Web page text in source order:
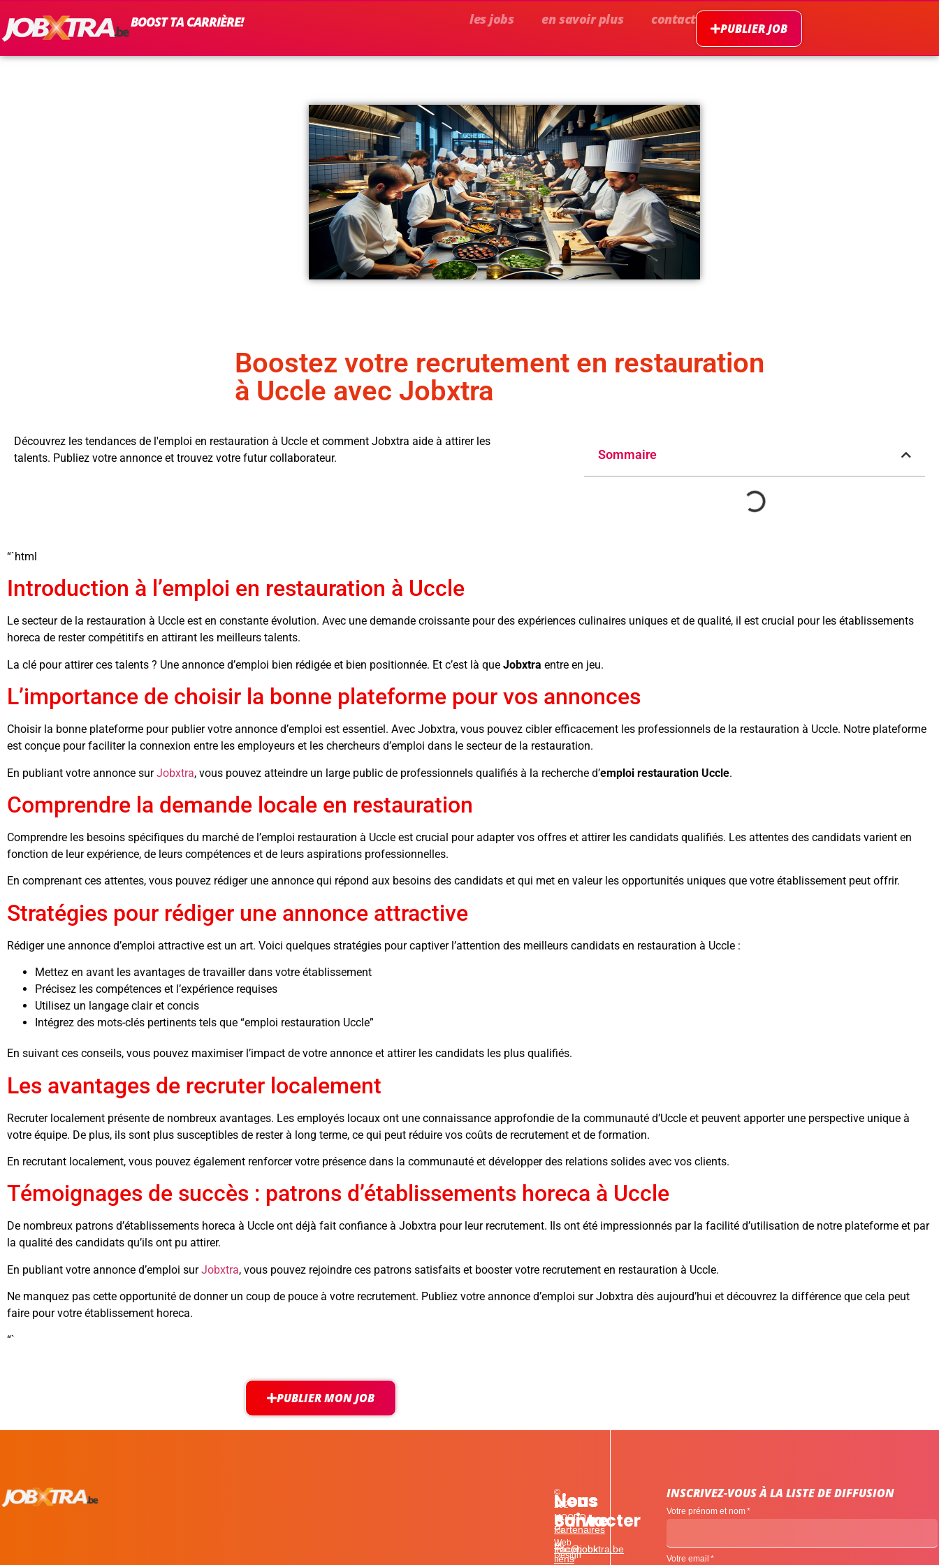
BOOST TA CARRIÈRE! les jobs en savoir plus contact
PUBLIER JOB
Boostez votre recrutement en restauration
à Uccle avec Jobxtra
Découvrez les tendances de l'emploi en restauration à Uccle et comment Jobxtra aide à attirer les
talents. Publiez votre annonce et trouvez votre futur collaborateur.
Sommaire
“`html
Introduction à l’emploi en restauration à Uccle
Le secteur de la restauration à Uccle est en constante évolution. Avec une demande croissante pour des expériences culinaires uniques et de qualité, il est crucial pour les établissements
horeca de rester compétitifs en attirant les meilleurs talents.
La clé pour attirer ces talents ? Une annonce d’emploi bien rédigée et bien positionnée. Et c’est là que Jobxtra entre en jeu.
L’importance de choisir la bonne plateforme pour vos annonces
Choisir la bonne plateforme pour publier votre annonce d’emploi est essentiel. Avec Jobxtra, vous pouvez cibler efficacement les professionnels de la restauration à Uccle. Notre plateforme
est conçue pour faciliter la connexion entre les employeurs et les chercheurs d’emploi dans le secteur de la restauration.
En publiant votre annonce surJobxtra, vous pouvez atteindre un large public de professionnels qualifiés à la recherche d’emploi restauration Uccle.
Comprendre la demande locale en restauration
Comprendre les besoins spécifiques du marché de l’emploi restauration à Uccle est crucial pour adapter vos offres et attirer les candidats qualifiés. Les attentes des candidats varient en
fonction de leur expérience, de leurs compétences et de leurs aspirations professionnelles.
En comprenant ces attentes, vous pouvez rédiger une annonce qui répond aux besoins des candidats et qui met en valeur les opportunités uniques que votre établissement peut offrir.
Stratégies pour rédiger une annonce attractive
Rédiger une annonce d’emploi attractive est un art. Voici quelques stratégies pour captiver l’attention des meilleurs candidats en restauration à Uccle :
Mettez en avant les avantages de travailler dans votre établissement
Précisez les compétences et l’expérience requises
Utilisez un langage clair et concis
Intégrez des mots-clés pertinents tels que “emploi restauration Uccle”
En suivant ces conseils, vous pouvez maximiser l’impact de votre annonce et attirer les candidats les plus qualifiés.
Les avantages de recruter localement
Recruter localement présente de nombreux avantages. Les employés locaux ont une connaissance approfondie de la communauté d’Uccle et peuvent apporter une perspective unique à
votre équipe. De plus, ils sont plus susceptibles de rester à long terme, ce qui peut réduire vos coûts de recrutement et de formation.
En recrutant localement, vous pouvez également renforcer votre présence dans la communauté et développer des relations solides avec vos clients.
Témoignages de succès : patrons d’établissements horeca à Uccle
De nombreux patrons d’établissements horeca à Uccle ont déjà fait confiance à Jobxtra pour leur recrutement. Ils ont été impressionnés par la facilité d’utilisation de notre plateforme et par
la qualité des candidats qu’ils ont pu attirer.
En publiant votre annonce d’emploi surJobxtra, vous pouvez rejoindre ces patrons satisfaits et booster votre recrutement en restauration à Uccle.
Ne manquez pas cette opportunité de donner un coup de pouce à votre recrutement. Publiez votre annonce d’emploi sur Jobxtra dès aujourd’hui et découvrez la différence que cela peut
faire pour votre établissement horeca.
“`
PUBLIER MON JOB
Liens
Partenaires
et
liens
Nous
contacter
info@jobxtra.be
Nous
Suivre
Facebook
©
2024
MOODD
for
Web
Design
INSCRIVEZ-VOUS À LA LISTE DE DIFFUSION
Votre prénom et nom
Votre email